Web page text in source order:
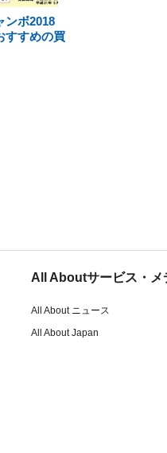
ンボ2018
すすめの買
All Aboutサービス・メ
All About ニュース
All About Japan